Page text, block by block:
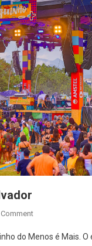
On
Menos
do Menos é Mais.